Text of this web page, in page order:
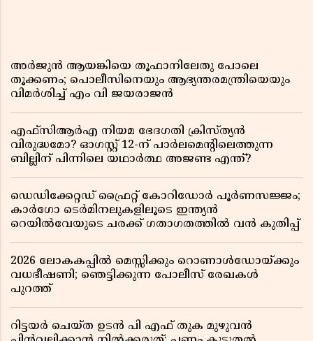
അർജുൻ ആയങ്കിയെ തൂഫാനിലേതു പോലെ
തൂക്കണം; പൊലീസിനെയും ആഭ്യന്തരമന്ത്രിയെയും
വിമർശിച്ച് എം വി ജയരാജൻ
എഫ്സിആർഎ നിയമ ഭേദഗതി ക്രിസ്ത്യൻ
വിരുദ്ധമോ? ഓഗസ്റ്റ് 12-ന് പാർലമെന്റിലെത്തുന്ന
ബില്ലിന് പിന്നിലെ യഥാർത്ഥ അജണ്ട എന്ത്?
ഡെഡിക്കേറ്റഡ് ഫ്രൈറ്റ് കോറിഡോർ പൂർണസജ്ജം;
കാർഗോ ടെർമിനലുകളിലൂടെ ഇന്ത്യൻ
റെയിൽവേയുടെ ചരക്ക് ഗതാഗതത്തിൽ വൻ കുതിപ്പ്
2026 ലോകകപ്പിൽ മെസ്സിക്കും റൊണാൾഡോയ്ക്കും
വധഭീഷണി; ഞെട്ടിക്കുന്ന പോലീസ് രേഖകൾ
പുറത്ത്
റിട്ടയർ ചെയ്ത ഉടൻ പി എഫ് തുക മുഴുവൻ